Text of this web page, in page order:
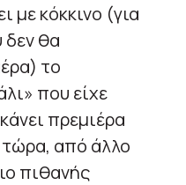
με κόκκινο (για
δεν θα
το
που είχε
πρεμιέρα
από άλλο
πιθανής